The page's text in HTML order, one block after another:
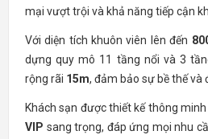
mại vượt trội và khả năng tiếp cận
Với diện tích khuôn viên lên đến
dựng quy mô 11 tầng nổi và 3
rộng rãi 15m, đảm bảo sự bề thế và
Khách sạn được thiết kế thông
VIP sang trọng, đáp ứng mọi nhu